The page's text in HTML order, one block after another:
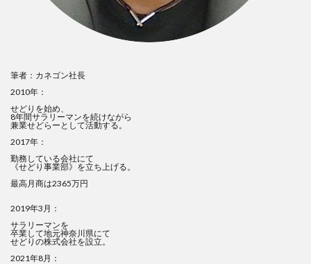
筆者：カネゴン社長
2010年：
せどりを始め、
8年間サラリーマンを続けながら
兼業せどらーとして活動する。
2017年：
勤務している会社にて
《せどり事業部》を立ち上げる。
最高月商は2365万円
2019年3月：
サラリーマンを
卒業して地元神奈川県にて
せどりの株式会社を設立。
2021年8月：